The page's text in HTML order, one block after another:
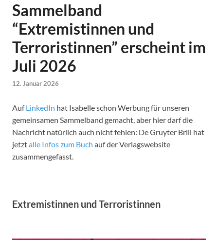
Sammelband
“Extremistinnen und
Terroristinnen” erscheint im
Juli 2026
12. Januar 2026
AufLinkedIn hat Isabelle schon Werbung für unseren
gemeinsamen Sammelband gemacht, aber hier darf die
Nachricht natürlich auch nicht fehlen: De Gruyter Brill hat
jetztalle Infos zum Buch auf der Verlagswebsite
zusammengefasst.
Extremistinnen und Terroristinnen